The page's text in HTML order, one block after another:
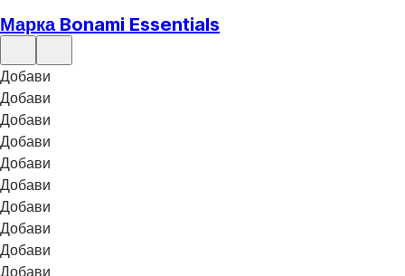
Марка Bonami Essentials
Добави
Добави
Добави
Добави
Добави
Добави
Добави
Добави
Добави
Добави